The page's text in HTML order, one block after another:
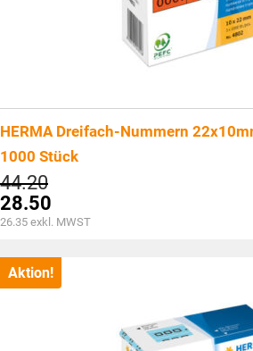
HERMA Dreifach-Nummern
1000 Stück
44.20Ursprünglicher
Preis
war:
CHF44.20
28.50
Aktueller
ist:
CHF28.50.
26.35 exkl. MWST
Aktion!